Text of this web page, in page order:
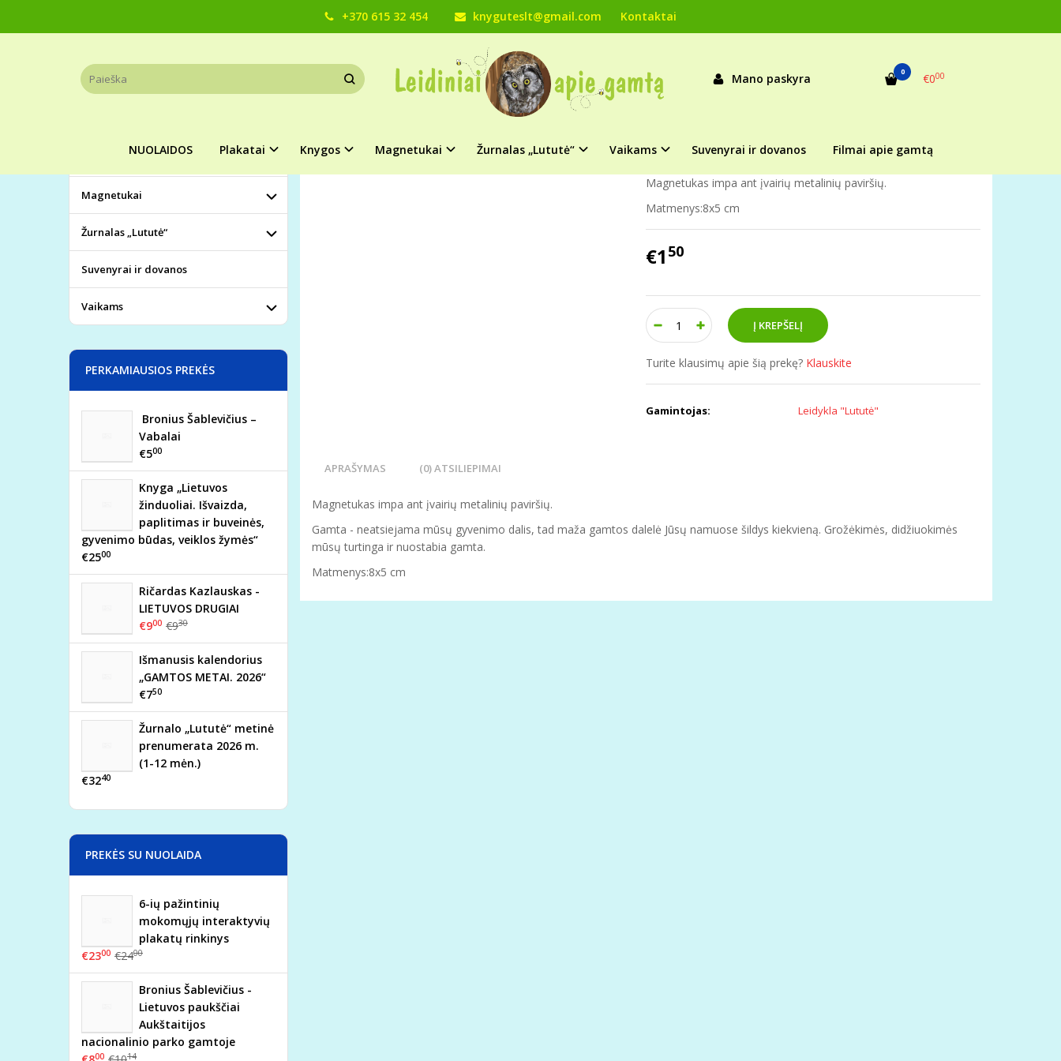
+370 615 32 454 knyguteslt@gmail.com Kontaktai
Mano paskyra 0 €000
NUOLAIDOS Plakatai Knygos Magnetukai Žurnalas „Lututė“ Vaikams Suvenyrai ir dovanos Filmai apie gamtą
Pagrindinis Magnetukai Žvėrys Lietuvos paukščiai Magnetukas „Žvėrys (Lokys)“
MAGNETUKAS „ŽVĖRYS (LOKYS)“
Magnetukas impa ant įvairių metalinių paviršių.
Matmenys:8x5 cm
€1 50
Turite klausimų apie šią prekę? Klauskite
Gamintojas: Leidykla "Lututė"
APRAŠYMAS (0) ATSILIEPIMAI
Magnetukas impa ant įvairių metalinių paviršių.
Gamta - neatsiejama mūsų gyvenimo dalis, tad maža gamtos dalelė Jūsų namuose šildys kiekvieną. Grožėkimės, didžiuokimės
mūsų turtinga ir nuostabia gamta.
Matmenys:8x5 cm
NUOLAIDOS
Magnetukai
Žurnalas „Lututė“
Suvenyrai ir dovanos
Vaikams
PERKAMIAUSIOS PREKĖS
Bronius Šablevičius –
Vabalai
€500
Knyga „Lietuvos
žinduoliai. Išvaizda,
paplitimas ir buveinės,
gyvenimo būdas, veiklos žymės“
€2500
Ričardas Kazlauskas -
LIETUVOS DRUGIAI
€900 €930
Išmanusis kalendorius
„GAMTOS METAI. 2026“
€750
Žurnalo „Lututė“ metinė
prenumerata 2026 m.
(1-12 mėn.)
€3240
PREKĖS SU NUOLAIDA
6-ių pažintinių
mokomųjų interaktyvių
plakatų rinkinys
€2300 €2400
Bronius Šablevičius -
Lietuvos paukščiai
Aukštaitijos
nacionalinio parko gamtoje
00 14